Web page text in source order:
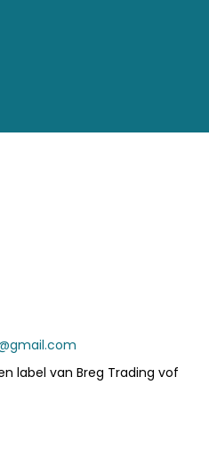
label van Breg Trading vof